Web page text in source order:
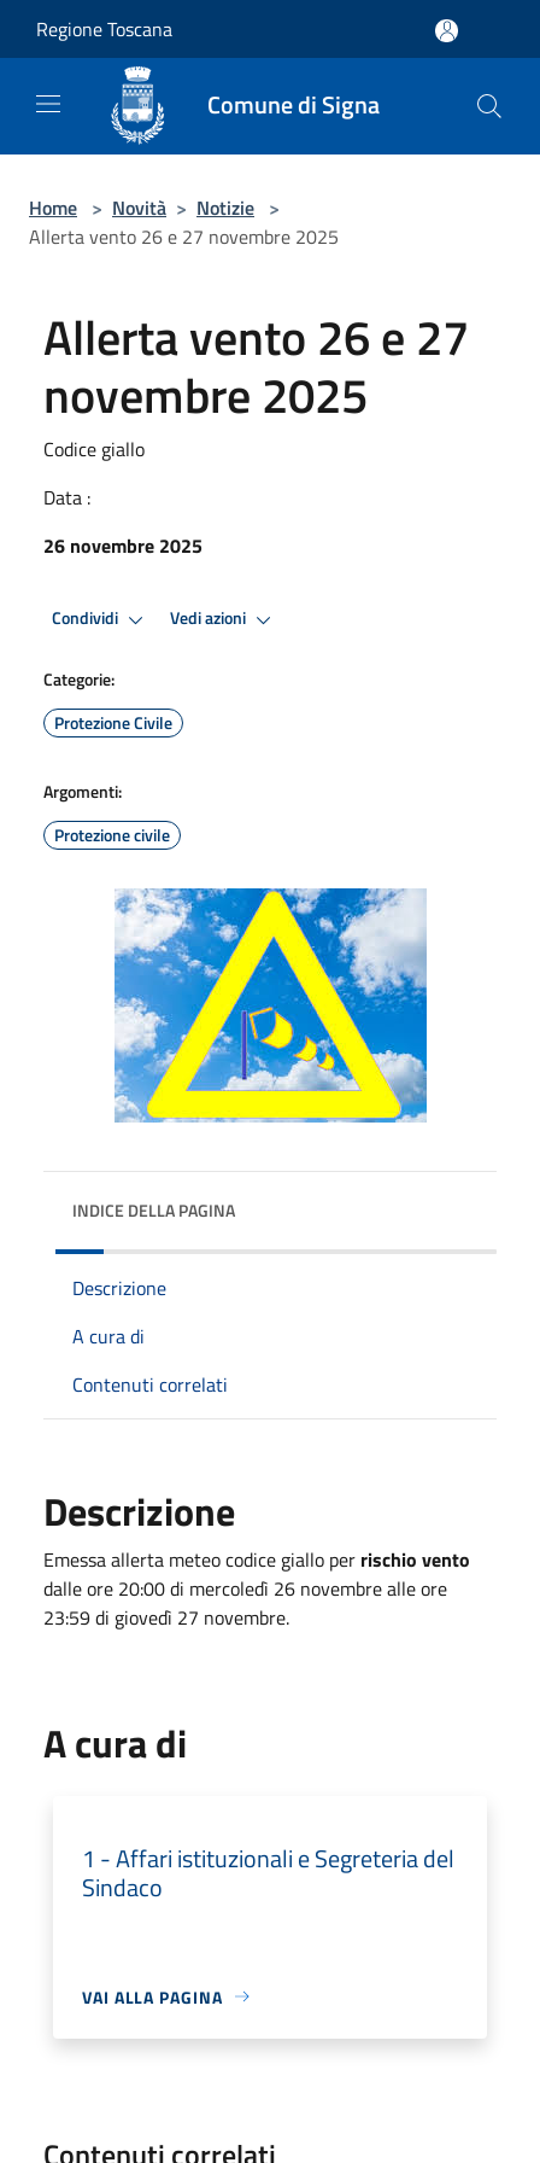
Regione Toscana
Comune di Signa
Home > Novità > Notizie >
Allerta vento 26 e 27 novembre 2025
Allerta vento 26 e 27
novembre 2025
Codice giallo
Data :
26 novembre 2025
Condividi Vedi azioni
Categorie:
Protezione Civile
Argomenti:
Protezione civile
INDICE DELLA PAGINA
Descrizione
A cura di
Contenuti correlati
Descrizione
Emessa allerta meteo codice giallo per rischio vento
dalle ore 20:00 di mercoledì 26 novembre alle ore
23:59 di giovedì 27 novembre.
A cura di
1 - Affari istituzionali e Segreteria del
Sindaco
VAI ALLA PAGINA
Contenuti correlati